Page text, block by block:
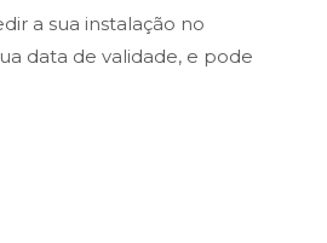
a sua instalação no
data de validade, e pode